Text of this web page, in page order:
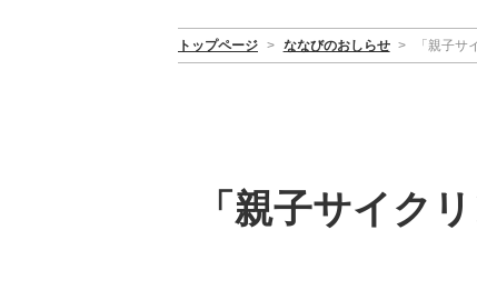
トップページ > ななびのおしらせ > 「親子
「親子サイク